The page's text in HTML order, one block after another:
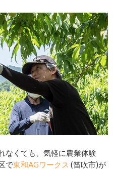
なくても、気軽に農業体験
で東和AGワークス (笛吹市)が